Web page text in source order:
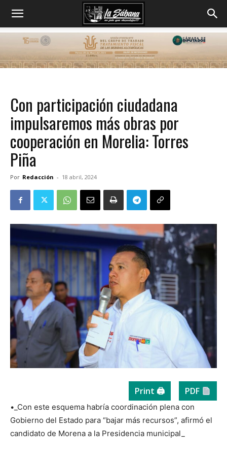
Con participación ciudadana
impulsaremos más obras por
cooperación en Morelia: Torres
Piña
Por Redacción - 18 abril, 2024
Print 🖨 PDF
•_Con este esquema habría coordinación plena con
Gobierno del Estado para “bajar más recursos”, afirmó el
candidato de Morena a la Presidencia municipal_